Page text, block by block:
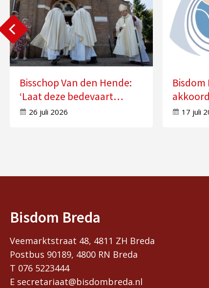
Bisschop Van den Hende:
‘Laat deze bedevaart
doorwerken in uw leven’
26 juli 2026
Bisdom
zes17 juli
Bisdom Breda
Veemarktstraat 48, 4811 ZH Breda
Postbus 90189, 4800 RN Breda
T 076 5223444
E secretariaat@bisdombreda.nl